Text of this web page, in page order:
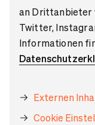
an Drittanbieter
Twitter,
Informationen
Externen
Cookie